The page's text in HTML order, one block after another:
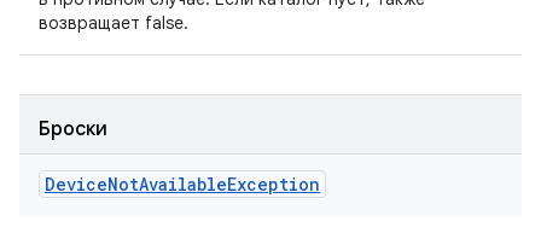
возвращает false.
Броски
DeviceNotAvailableException